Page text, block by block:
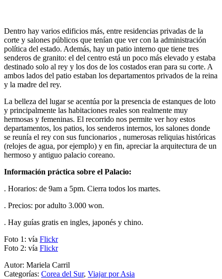
Dentro hay varios edificios más, entre residencias privadas de la
corte y salones públicos que tenían que ver con la administración
política del estado. Además, hay un patio interno que tiene tres
senderos de granito: el del centro está un poco más elevado y estaba
destinado solo al rey y los dos de los costados eran para su corte. A
ambos lados del patio estaban los departamentos privados de la reina
y la madre del rey.
La belleza del lugar se acentúa por la presencia de estanques de loto
y principalmente las habitaciones reales son realmente muy
hermosas y femeninas. El recorrido nos permite ver hoy estos
departamentos, los patios, los senderos internos, los salones donde
se reunía el rey con sus funcionarios , numerosas reliquias históricas
(relojes de agua, por ejemplo) y en fin, apreciar la arquitectura de un
hermoso y antiguo palacio coreano.
Información práctica sobre el Palacio:
. Horarios: de 9am a 5pm. Cierra todos los martes.
. Precios: por adulto 3.000 won.
. Hay guías gratis en ingles, japonés y chino.
Foto 1: vía Flickr
Foto 2: vía Flickr
Autor: Mariela Carril
Categorías: Corea del Sur, Viajar por Asia